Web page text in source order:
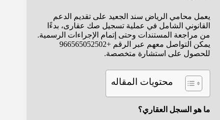
يعمل محامي الرياض سند الجعيد على تقديم الدعم
القانوني الشامل في عملية تسجيل صك عقارى، بدءًا
من مراجعة المستندات وحتى إتمام الإجراءات الرسمية.
يمكن التواصل معهم عبر الرقم +966565052502
للحصول على استشارة متخصصة.
محتويات المقاله
ما هو السجل العقاري؟